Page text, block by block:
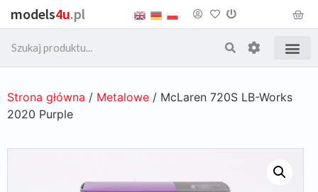
models4u.pl
Strona główna / Metalowe / McLaren 720S LB-Works
2020 Purple